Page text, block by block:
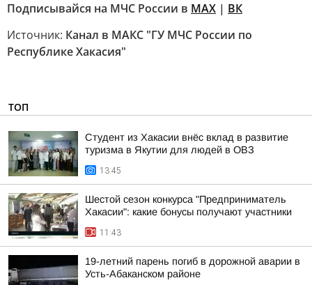
Подписывайся на МЧС России в MAX | ВК
Источник: Канал в МАКС "ГУ МЧС России по
Республике Хакасия"
ТОП
Студент из Хакасии внёс вклад в развитие
туризма в Якутии для людей в ОВЗ
13:45
Шестой сезон конкурса "Предприниматель
Хакасии": какие бонусы получают участники
11:43
19-летний парень погиб в дорожной аварии в
Усть-Абаканском районе